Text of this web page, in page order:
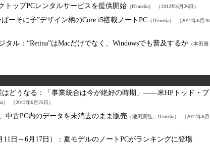
トップPCレンタルサービスを提供開始 （ITmedia） （2012年6月26日）
ーそに子”デザイン柄のCore i5搭載ノートPC （ITmedia） （2012年6月26
タル： “Retina”はMacだけでなく、Windowsでも普及するか （本田雅
どうなる：
「事業統合は今が絶好の時期」――米HPトッド・ブ
） （2012年6月25日）
中古PC内のデータを未消去のまま販売 （池田憲弘，ITmedia） （2012年6月
日～6月17日）： 夏モデルのノートPCがランキングに登場